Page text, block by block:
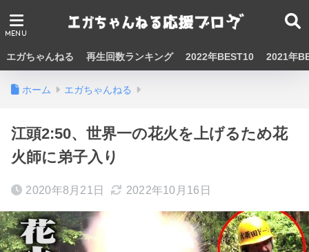
エガちゃんねる 再生回数ランキング 2022年BEST10 2021年
ホーム エガちゃんねる
江頭2:50、世界一の花火を上げるため花
火師に弟子入り
2020年8月21日 2022年10月16日